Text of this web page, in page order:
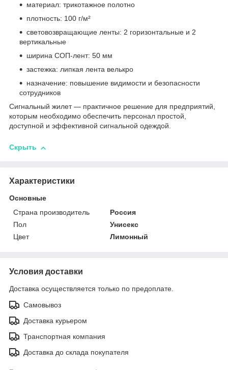
материал: трикотажное полотно
плотность: 100 г/м²
световозвращающие ленты: 2 горизонтальные и 2
вертикальные
ширина СОП-лент: 50 мм
застежка: липкая лента велькро
назначение: повышение видимости и безопасности
сотрудников
Сигнальный жилет — практичное решение для предприятий,
которым необходимо обеспечить персонал простой,
доступной и эффективной сигнальной одеждой.
Скрыть
Характеристики
Основные
Страна производитель
Россия
Пол
Унисекс
Цвет
Лимонный
Условия доставки
Доставка осуществляется только по предоплате.
Самовывоз
Доставка курьером
Транспортная компания
Доставка до склада покупателя